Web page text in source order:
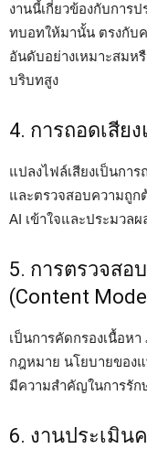
งานนี้เกี่ยวข้องกับการ
ทบอทให้มานั้น ตรงกับ
อันดับอย่างเหมาะสมห
บริบทสูง
4. การถอดเสีย
แปลงไฟล์เสียงเป็นกา
และตรวจสอบความถูก
AI เข้าใจและประมวล
5. การตรวจสอ
(Content
เป็นการคัดกรองเนื้อห
กฎหมาย นโยบายของ
มีความสำคัญในการรั
6. งานประเมิน